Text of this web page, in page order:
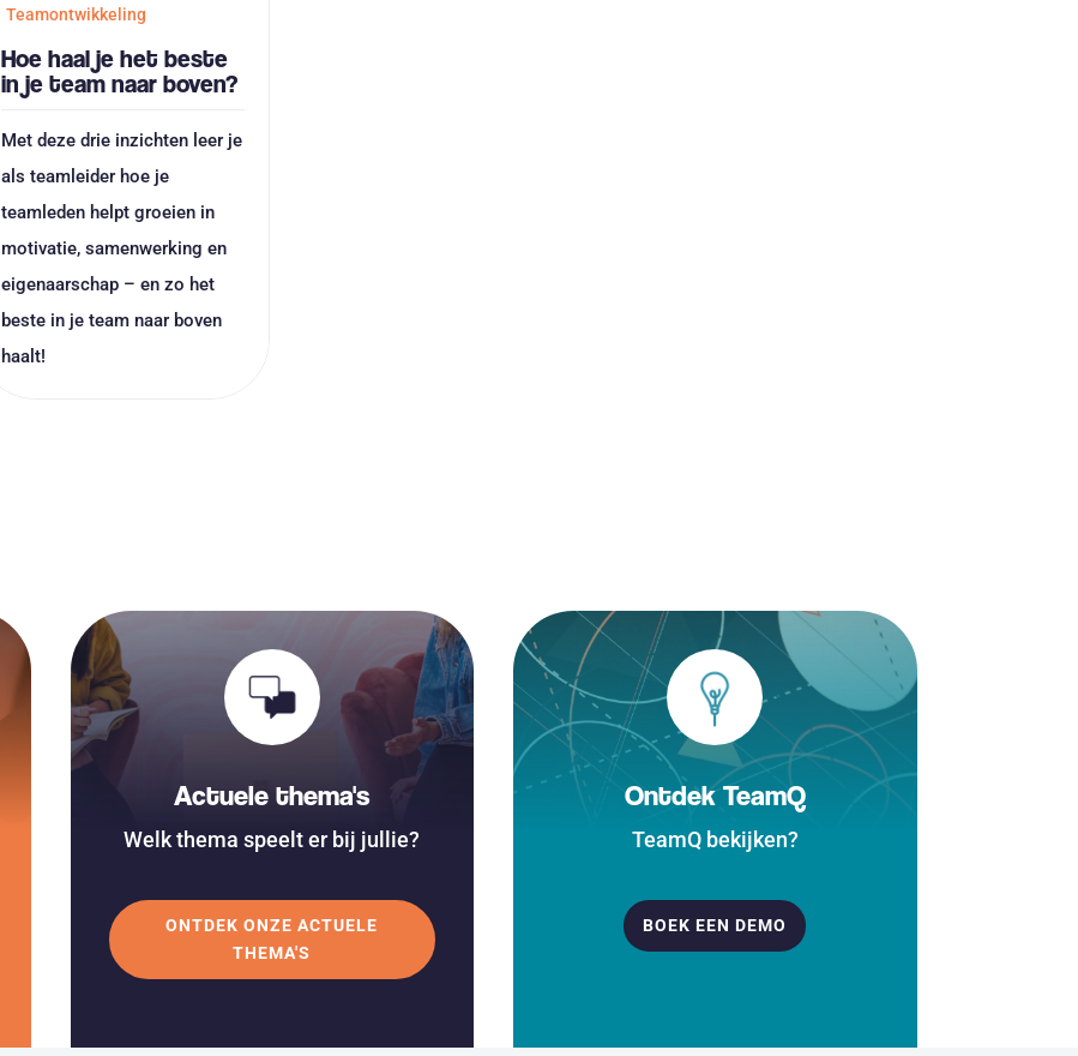
Teamontwikkeling
Hoe haal je het beste
in je team naar boven?
Met deze drie inzichten leer je
als teamleider hoe je
teamleden helpt groeien in
motivatie, samenwerking en
eigenaarschap – en zo het
beste in je team naar boven
haalt!
Actuele thema's
Welk thema speelt er bij jullie?
ONTDEK ONZE ACTUELE
THEMA'S
Ontdek TeamQ
TeamQ bekijken?
BOEK EEN DEMO